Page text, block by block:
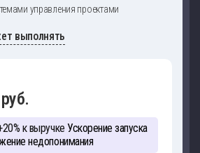
управления проектами
выполнять
к выручке Ускорение запуска
недопонимания